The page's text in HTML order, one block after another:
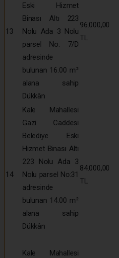
13
Eski Hizmet
Binası Altı 223
Nolu Ada 3 Nolu
parsel No: 7/D
adresinde
bulunan 16.00 m²
alana sahip
Dükkân
96.000,00
TL
14
Kale Mahallesi
Gazi Caddesi
Belediye Eski
Hizmet Binası Altı
223 Nolu Ada 3
Nolu parsel No:31
adresinde
bulunan 14.00 m²
alana sahip
Dükkân
84.000,00
TL
Kale Mahallesi